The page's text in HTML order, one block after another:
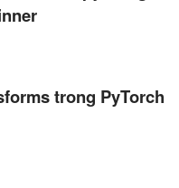
trong PyTorch